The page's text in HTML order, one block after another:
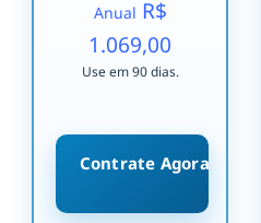
Anual R$
1.069,00
Use em 90 dias.
Contrate Agora